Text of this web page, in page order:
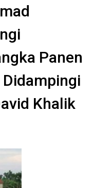
Panen
Didampingi
Khalik